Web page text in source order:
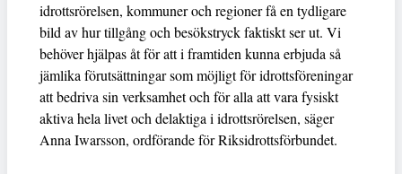
idrottsrörelsen, kommuner och regioner få en tydligare
bild av hur tillgång och besökstryck faktiskt ser ut. Vi
behöver hjälpas åt för att i framtiden kunna erbjuda så
jämlika förutsättningar som möjligt för idrottsföreningar
att bedriva sin verksamhet och för alla att vara fysiskt
aktiva hela livet och delaktiga i idrottsrörelsen, säger
Anna Iwarsson, ordförande för Riksidrottsförbundet.